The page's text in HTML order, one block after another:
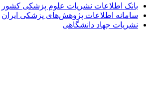
بانک اطلاعات نشریات علوم پزشکی کشور
سامانه اطلاعات پژوهش‌های پزشکی ایران
نشریات جهاد دانشگاهی